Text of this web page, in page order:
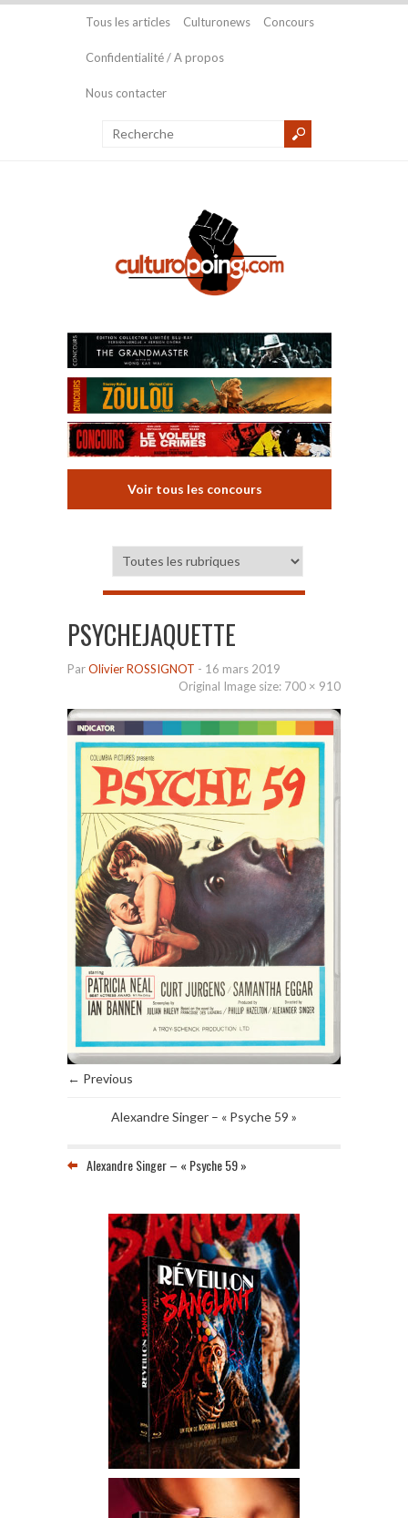
Tous les articles Culturonews Concours
Confidentialité / A propos
Nous contacter
Voir tous les concours
PSYCHEJAQUETTE
ParOlivier ROSSIGNOT - 16 mars 2019
Original Image size: 700 × 910
← Previous
Alexandre Singer – « Psyche 59 »
Alexandre Singer – « Psyche 59 »